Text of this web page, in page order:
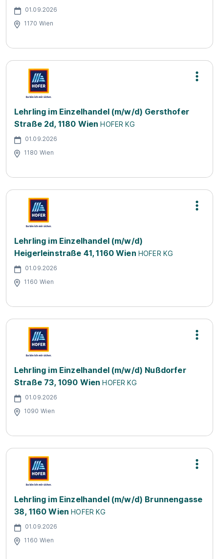
01.09.2026
1170 Wien
Lehrling im Einzelhandel (m/w/d) Gersthofer
Straße 2d, 1180 Wien HOFER KG
01.09.2026
1180 Wien
Lehrling im Einzelhandel (m/w/d)
Heigerleinstraße 41, 1160 Wien HOFER KG
01.09.2026
1160 Wien
Lehrling im Einzelhandel (m/w/d) Nußdorfer
Straße 73, 1090 Wien HOFER KG
01.09.2026
1090 Wien
Lehrling im Einzelhandel (m/w/d) Brunnengasse
38, 1160 Wien HOFER KG
01.09.2026
1160 Wien